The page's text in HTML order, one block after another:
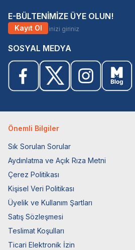
E-BÜLTENİMİZE ÜYE OLUN!
Kayıt Ol
SOSYAL MEDYA
Önemli Bilgiler
Sık Sorulan Sorular
Aydınlatma ve Açık Rıza Metni
Çerez Politikası
Kişisel Veri Politikası
Üyelik ve Kullanım Şartları
Satış Sözleşmesi
Teslimat Koşulları
Ticari Elektronik İzin